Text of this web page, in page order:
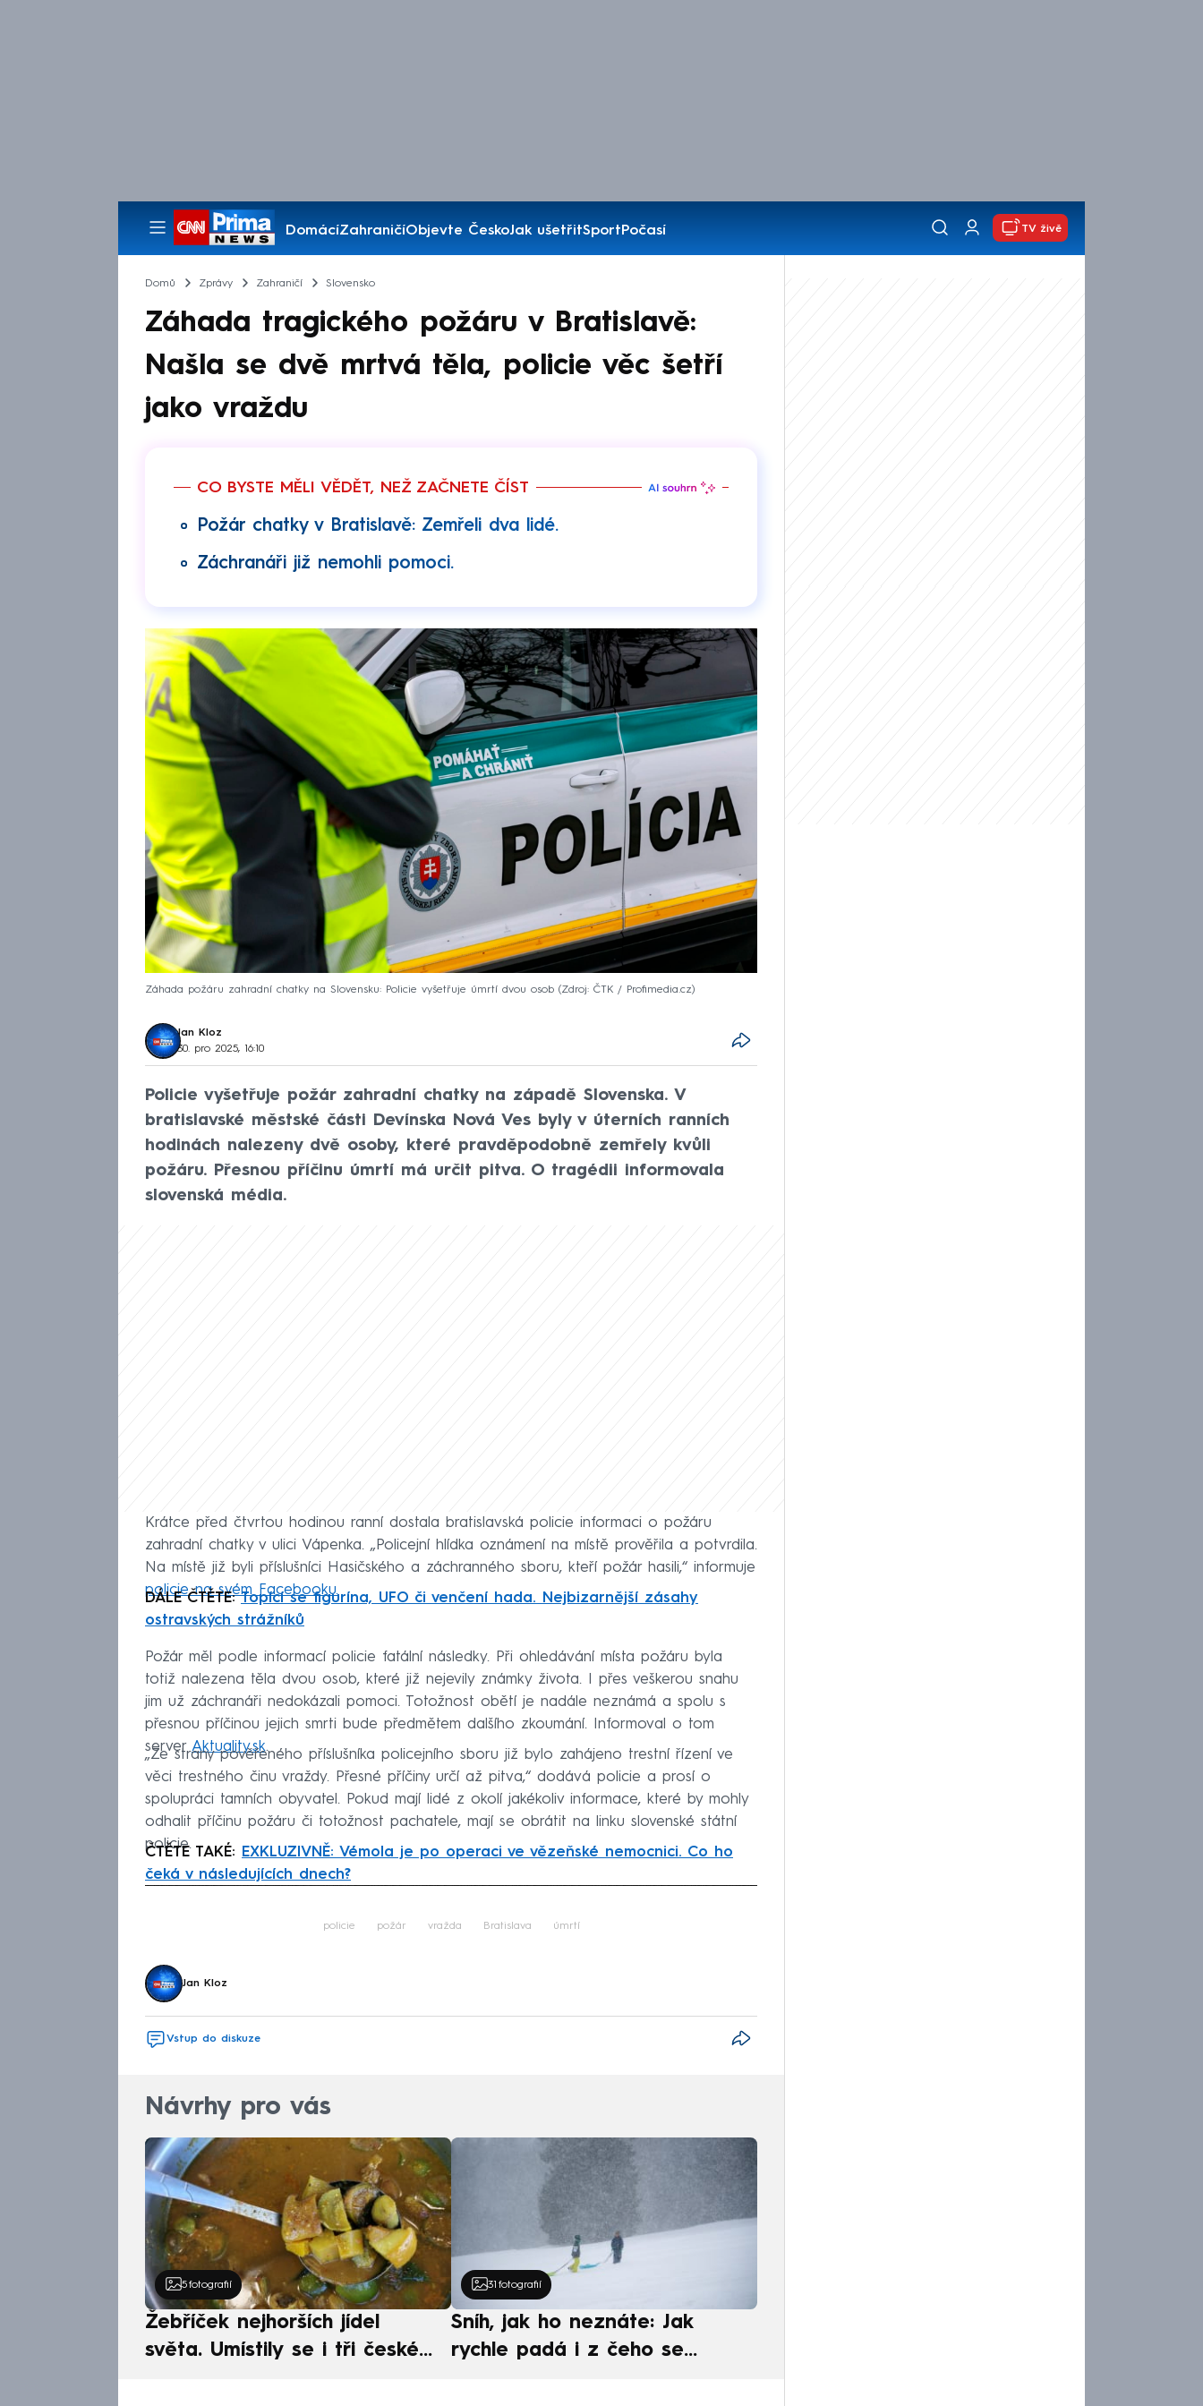
DomácíZahraničíObjevte ČeskoJak ušetřitSportPočasí
Pořady
TV živě
Domů Zprávy Zahraničí Slovensko
Záhada tragického požáru v Bratislavě:
Našla se dvě mrtvá těla, policie věc šetří
jako vraždu
CO BYSTE MĚLI VĚDĚT, NEŽ ZAČNETE ČÍST
Požár chatky v Bratislavě: Zemřeli dva lidé.
Záchranáři již nemohli pomoci.
Záhada požáru zahradní chatky na Slovensku: Policie vyšetřuje úmrtí dvou osob Zdroj: ČTK / Profimedia.cz
Jan Kloz
30. pro 2025, 16:10
Policie vyšetřuje požár zahradní chatky na západě Slovenska. V
bratislavské městské části Devínska Nová Ves byly v úterních ranních
hodinách nalezeny dvě osoby, které pravděpodobně zemřely kvůli
požáru. Přesnou příčinu úmrtí má určit pitva. O tragédii informovala
slovenská média.
Krátce před čtvrtou hodinou ranní dostala bratislavská policie informaci o požáru
zahradní chatky v ulici Vápenka. „Policejní hlídka oznámení na místě prověřila a potvrdila.
Na místě již byli příslušníci Hasičského a záchranného sboru, kteří požár hasili,“ informuje
policie na svém Facebooku.
DÁLE ČTĚTE:Topící se figurína, UFO či venčení hada. Nejbizarnější zásahy
ostravských strážníků
Požár měl podle informací policie fatální následky. Při ohledávání místa požáru byla
totiž nalezena těla dvou osob, které již nejevily známky života. I přes veškerou snahu
jim už záchranáři nedokázali pomoci. Totožnost obětí je nadále neznámá a spolu s
přesnou příčinou jejich smrti bude předmětem dalšího zkoumání. Informoval o tom
server Aktuality.sk.
„Ze strany pověřeného příslušníka policejního sboru již bylo zahájeno trestní řízení ve
věci trestného činu vraždy. Přesné příčiny určí až pitva,“ dodává policie a prosí o
spolupráci tamních obyvatel. Pokud mají lidé z okolí jakékoliv informace, které by mohly
odhalit příčinu požáru či totožnost pachatele, mají se obrátit na linku slovenské státní
policie.
ČTĚTE TAKÉ:
EXKLUZIVNĚ: Vémola je po operaci ve vězeňské nemocnici. Co ho
čeká v následujících dnech?
policie požár vražda Bratislava úmrtí
Jan Kloz
Vstup do diskuze
Návrhy pro vás
5 fotografií
Žebříček nejhorších jídel
světa. Umístily se i tři české
31 fotografií
Sníh, jak ho neznáte: Jak
rychle padá i z čeho se